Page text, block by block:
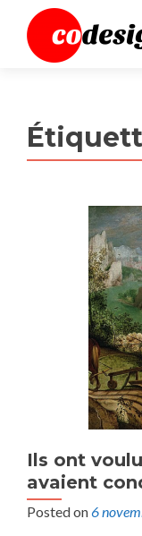
Ils ont
avaient
Posted on6